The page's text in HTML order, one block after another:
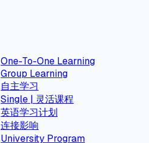
One-To-One Learning
Group Learning
自主学习
Single | 灵活课程
英语学习计划
连接影响
University Program